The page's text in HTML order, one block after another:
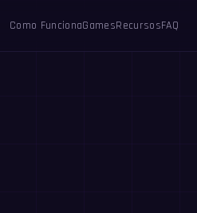
Como FuncionaGamesRecursosFAQ